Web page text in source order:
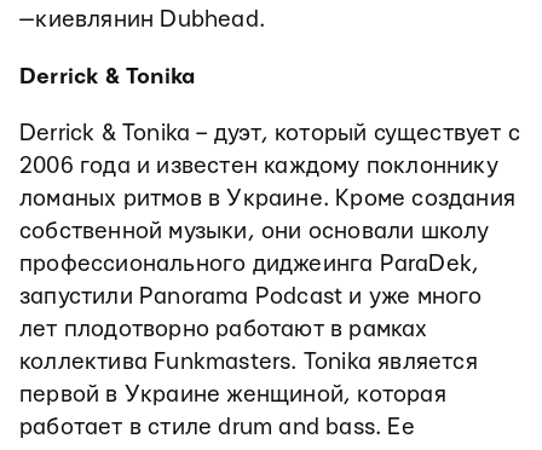
— киевлянин Dubhead.
Derrick & Tonika
Derrick & Tonika – дуэт, который существует с
2006 года и известен каждому поклоннику
ломаных ритмов в Украине. Кроме создания
собственной музыки, они основали школу
профессионального диджеинга ParaDek,
запустили Panorama Podcast и уже много
лет плодотворно работают в рамках
коллектива Funkmasters. Tonika является
первой в Украине женщиной, которая
работает в стиле drum and bass. Ее